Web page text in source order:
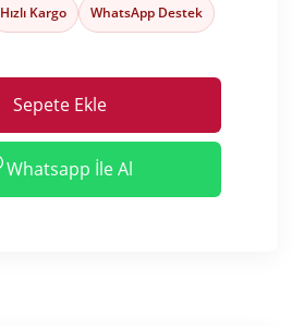
Hızlı Kargo WhatsApp Destek
Sepete Ekle
Whatsapp İle Al